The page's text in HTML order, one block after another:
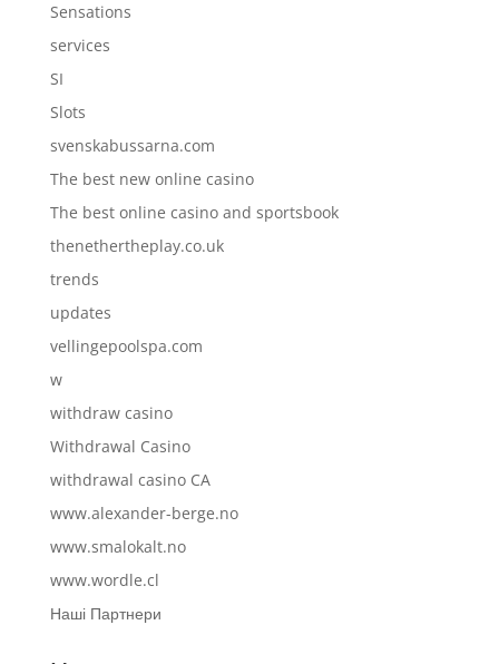
Sensations
services
SI
Slots
svenskabussarna.com
The best new online casino
The best online casino and sportsbook
thenethertheplay.co.uk
trends
updates
vellingepoolspa.com
w
withdraw casino
Withdrawal Casino
withdrawal casino CA
www.alexander-berge.no
www.smalokalt.no
www.wordle.cl
Наші Партнери